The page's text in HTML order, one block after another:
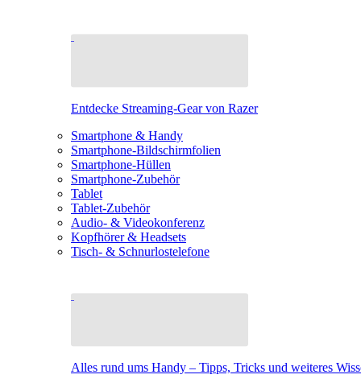
Entdecke Streaming-Gear von Razer
Smartphone & Handy
Smartphone-Bildschirmfolien
Smartphone-Hüllen
Smartphone-Zubehör
Tablet
Tablet-Zubehör
Audio- & Videokonferenz
Kopfhörer & Headsets
Tisch- & Schnurlostelefone
Alles rund ums Handy – Tipps, Tricks und weiteres